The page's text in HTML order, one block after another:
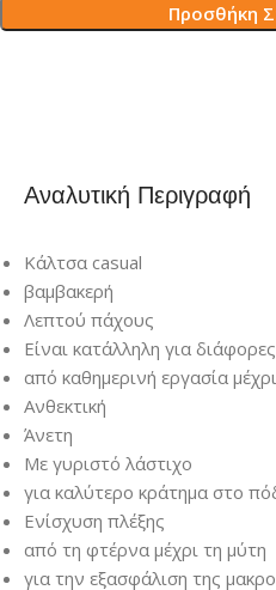
Προσθήκη
Αναλυτική Περιγραφή
Κάλτσα casual
βαμβακερή
Λεπτού πάχους
Είναι κατάλληλη για
από καθημερινή εργασία
Ανθεκτική
Άνετη
Με γυριστό λάστιχο
για καλύτερο κράτημα στο
Ενίσχυση πλέξης
από τη φτέρνα μέχρι τη μύτη
για την εξασφάλιση της